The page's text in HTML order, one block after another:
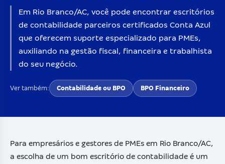
Em Rio Branco/AC, você pode encontrar escritórios
de contabilidade parceiros certificados Conta Azul
que oferecem suporte especializado para PMEs,
auxiliando na gestão fiscal, financeira e trabalhista
do seu negócio.
Ver também: Contabilidade ou BPO BPO Financeiro
Para empresários e gestores de PMEs em Rio Branco/AC,
a escolha de um bom escritório de contabilidade é um